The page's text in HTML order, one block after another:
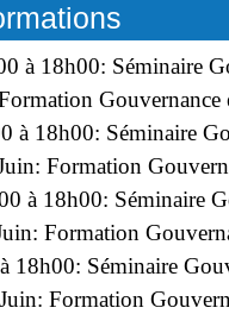
à 18h00: Séminaire
à 18h00: Séminaire
Formation
à 18h00: Séminaire
Formation
18h00: Séminaire
Formation